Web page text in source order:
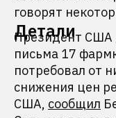
говорят
Детали
Президент США
письма 17
потребовал от
снижения цен
США, сообщил